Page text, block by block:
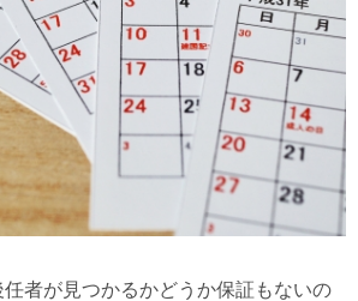
者が見つかるかどうか保証もないの